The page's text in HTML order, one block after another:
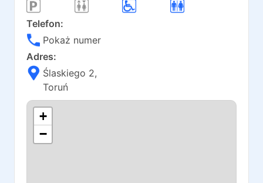
Telefon:
Pokaż numer
Adres:
Ślaskiego 2,
Toruń
+
−